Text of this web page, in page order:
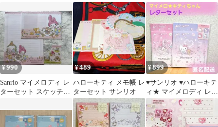
セット シール♡【新
品】
カットレターセット
¥990
Sanrio マイメロディ レ
ターセット スケッチ柄
¥489
ハローキティ メモ帳 レ
ターセット サンリオ
¥899
♥️サンリオ ♥️ハローキテ
ィ★ マイメロディ レタ
ーセット2 セット